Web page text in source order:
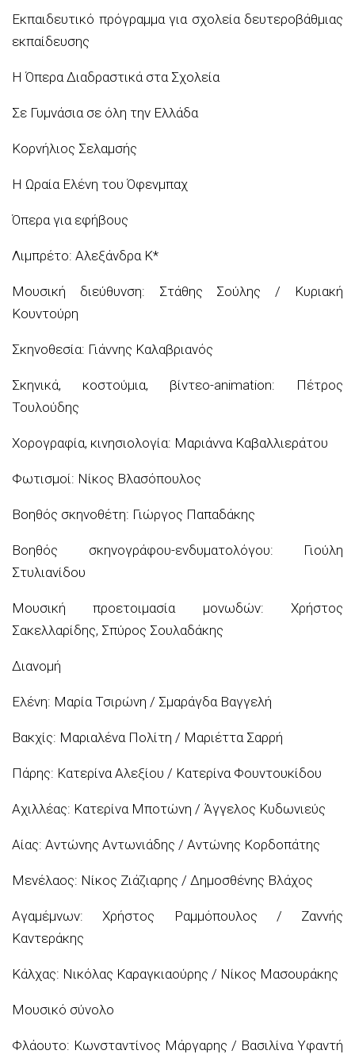
Εκπαιδευτικό πρόγραμμα για σχολεία δευτεροβάθμιας
εκπαίδευσης
Η Όπερα Διαδραστικά στα Σχολεία
Σε Γυμνάσια σε όλη την Ελλάδα
Κορνήλιος Σελαμσής
Η Ωραία Ελένη του Όφενμπαχ
Όπερα για εφήβους
Λιμπρέτο: Αλεξάνδρα Κ*
Μουσική διεύθυνση: Στάθης Σούλης / Κυριακή
Κουντούρη
Σκηνοθεσία: Γιάννης Καλαβριανός
Σκηνικά, κοστούμια, βίντεο-animation: Πέτρος
Τουλούδης
Χορογραφία, κινησιολογία: Μαριάννα Καβαλλιεράτου
Φωτισμοί: Νίκος Βλασόπουλος
Βοηθός σκηνοθέτη: Γιώργος Παπαδάκης
Βοηθός σκηνογράφου-ενδυματολόγου: Γιούλη
Στυλιανίδου
Μουσική προετοιμασία μονωδών: Χρήστος
Σακελλαρίδης, Σπύρος Σουλαδάκης
Διανομή
Ελένη: Μαρία Τσιρώνη / Σμαράγδα Βαγγελή
Βακχίς: Μαριαλένα Πολίτη / Μαριέττα Σαρρή
Πάρης: Κατερίνα Αλεξίου / Κατερίνα Φουντουκίδου
Αχιλλέας: Κατερίνα Μποτώνη / Άγγελος Κυδωνιεύς
Αίας: Αντώνης Αντωνιάδης / Αντώνης Κορδοπάτης
Μενέλαος: Νίκος Ζιάζιαρης / Δημοσθένης Βλάχος
Αγαμέμνων: Χρήστος Ραμμόπουλος / Ζαννής
Καντεράκης
Κάλχας: Νικόλας Καραγκιαούρης / Νίκος Μασουράκης
Μουσικό σύνολο
Φλάουτο: Κωνσταντίνος Μάργαρης / Βασιλίνα Υφαντή